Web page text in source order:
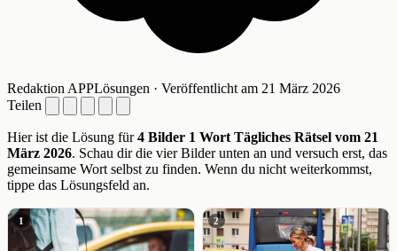
Redaktion APPLösungen · Veröffentlicht am 21 März 2026
Teilen
Hier ist die Lösung für4 Bilder 1 Wort Tägliches Rätsel vom 21
März 2026. Schau dir die vier Bilder unten an und versuch erst, das
gemeinsame Wort selbst zu finden. Wenn du nicht weiterkommst,
tippe das Lösungsfeld an.
1 2